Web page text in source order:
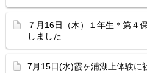
７月16日（木）１年生＊第４
しました
7月15日(水)霞ヶ浦湖上体験に